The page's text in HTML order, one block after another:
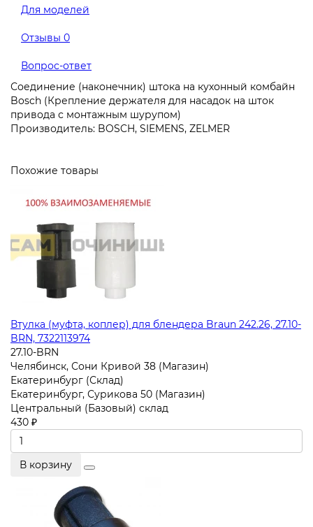
Для моделей
Отзывы 0
Вопрос-ответ
Соединение (наконечник) штока на кухонный комбайн
Bosch (Крепление держателя для насадок на шток
привода с монтажным шурупом)
Производитель: BOSCH, SIEMENS, ZELMER
Похожие товары
Втулка (муфта, коплер) для блендера Braun 242.26, 27.10-
BRN, 7322113974
27.10-BRN
Челябинск, Сони Кривой 38 (Магазин)
Екатеринбург (Склад)
Екатеринбург, Сурикова 50 (Магазин)
Центральный (Базовый) склад
430 ₽
В корзину